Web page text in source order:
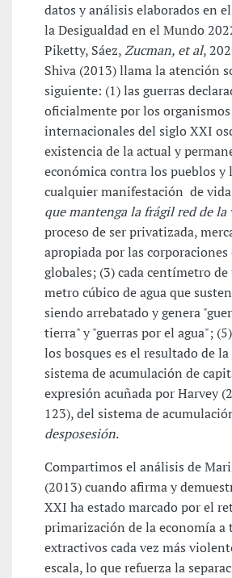
datos y análisis elaborados en
la Desigualdad en el Mundo
Piketty, Sáez,Zucman, et al,
Shiva (2013) llama la atención
siguiente: (1) las guerras
oficialmente por los organismos
internacionales del siglo XXI
existencia de la actual y
económica contra los pueblos y
cualquier manifestación de
que mantenga la frágil red de la
proceso de ser privatizada,
apropiada por las corporaciones
globales; (3) cada centímetro
metro cúbico de agua que
siendo arrebatado y genera
tierra" y "guerras por el agua";
los bosques es el resultado de
sistema de acumulación de
expresión acuñada por Harvey
123), del sistema de
desposesión.
Compartimos el análisis de
(2013) cuando afirma y
XXI ha estado marcado por el
primarización de la economía a
extractivos cada vez más
escala, lo que refuerza la